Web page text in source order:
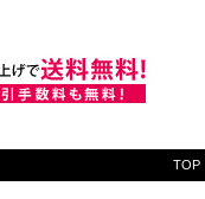
TOP